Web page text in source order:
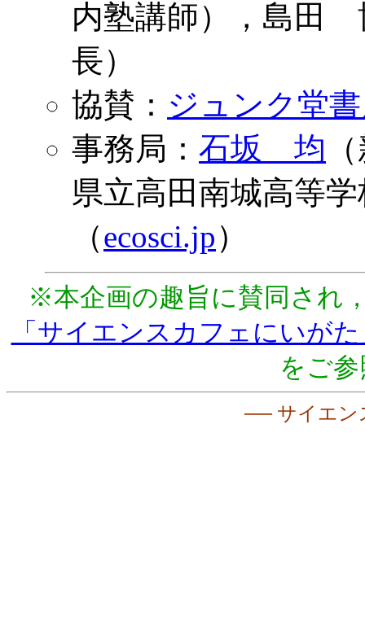
内塾講師），島田
長）
協賛： ジュンク堂
事務局： 石坂 均
県立高田南城高等
（ecosci.jp）
※本企画の趣旨に賛同され
「サイエンスカフェにいが
をご
── サイエン